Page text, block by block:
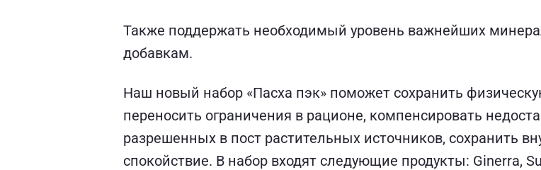
Также поддержать необходимый уровень важнейших
добавкам.
Наш новый набор «Пасха пэк» поможет сохранить
переносить ограничения в рационе, компенсировать
разрешенных в пост растительных источников, сохранить
спокойствие. В набор входят следующие продукты: Ginerra,